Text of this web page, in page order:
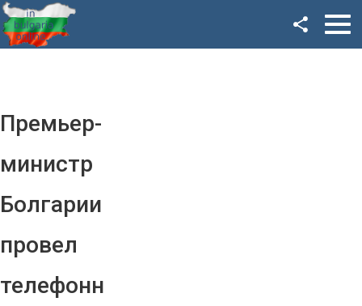
Премьер-
министр
Болгарии
провел
телефонн